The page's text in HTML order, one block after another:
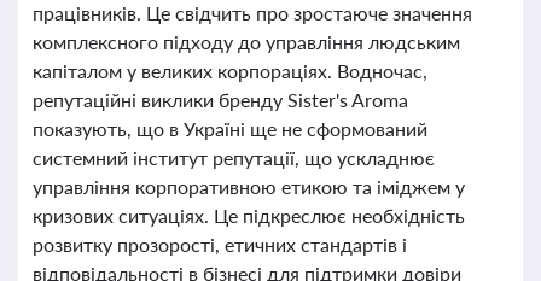
працівників. Це свідчить про зростаюче значення
комплексного підходу до управління людським
капіталом у великих корпораціях. Водночас,
репутаційні виклики бренду Sister's Aroma
показують, що в Україні ще не сформований
системний інститут репутації, що ускладнює
управління корпоративною етикою та іміджем у
кризових ситуаціях. Це підкреслює необхідність
розвитку прозорості, етичних стандартів і
відповідальності в бізнесі для підтримки довіри